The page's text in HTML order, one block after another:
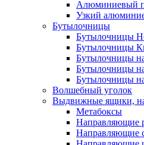
Алюминиевый
Узкий
Бутылочницы
Бутылочницы
Бутылочницы
Бутылочницы
Бутылочницы
Бутылочницы
Волшебный уголок
Выдвижные ящики,
Метабоксы
Направляющие
Направляющие